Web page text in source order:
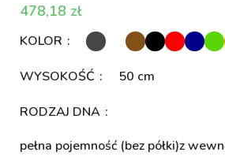
zł
KOLOR
WYSOKOŚĆ 50 cm
RODZAJ DNA
pełna pojemność (bez półki)z